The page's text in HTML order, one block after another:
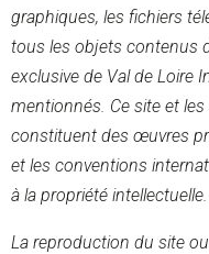
graphiques, les fichiers
tous les objets contenus
exclusive de Val de Loire
mentionnés. Ce site et
constituent des œuvres
et les conventions
à la propriété intellectuelle.
La reproduction du site